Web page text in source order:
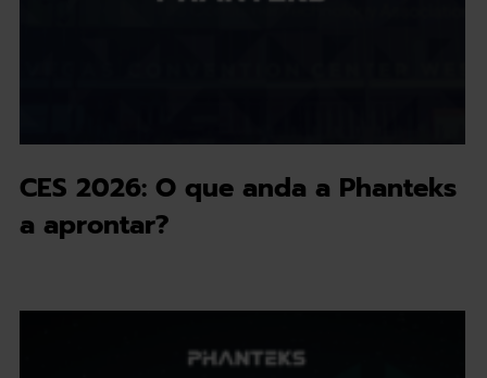
CES 2026: O que anda a Phanteks
a aprontar?